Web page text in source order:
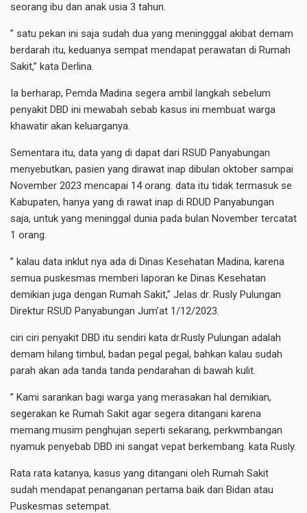
seorang ibu dan anak usia 3 tahun.
” satu pekan ini saja sudah dua yang meningggal akibat demam
berdarah itu, keduanya sempat mendapat perawatan di Rumah
Sakit,” kata Derlina.
Ia berharap, Pemda Madina segera ambil langkah sebelum
penyakit DBD ini mewabah sebab kasus ini membuat warga
khawatir akan keluarganya.
Sementara itu, data yang di dapat dari RSUD Panyabungan
menyebutkan, pasien yang dirawat inap dibulan oktober sampai
November 2023 mencapai 14 orang. data itu tidak termasuk se
Kabupaten, hanya yang di rawat inap di RDUD Panyabungan
saja, untuk yang meninggal dunia pada bulan November tercatat
1 orang.
” kalau data inklut nya ada di Dinas Kesehatan Madina, karena
semua puskesmas memberi laporan ke Dinas Kesehatan
demikian juga dengan Rumah Sakit,” Jelas dr. Rusly Pulungan
Direktur RSUD Panyabungan Jum’at 1/12/2023.
ciri ciri penyakit DBD itu sendiri kata dr.Rusly Pulungan adalah
demam hilang timbul, badan pegal pegal, bahkan kalau sudah
parah akan ada tanda tanda pendarahan di bawah kulit.
” Kami sarankan bagi warga yang merasakan hal demikian,
segerakan ke Rumah Sakit agar segera ditangani karena
memang.musim penghujan seperti sekarang, perkwmbangan
nyamuk penyebab DBD ini sangat vepat berkembang. kata Rusly.
Rata rata katanya, kasus yang ditangani oleh Rumah Sakit
sudah mendapat penanganan pertama baik dari Bidan atau
Puskesmas setempat.